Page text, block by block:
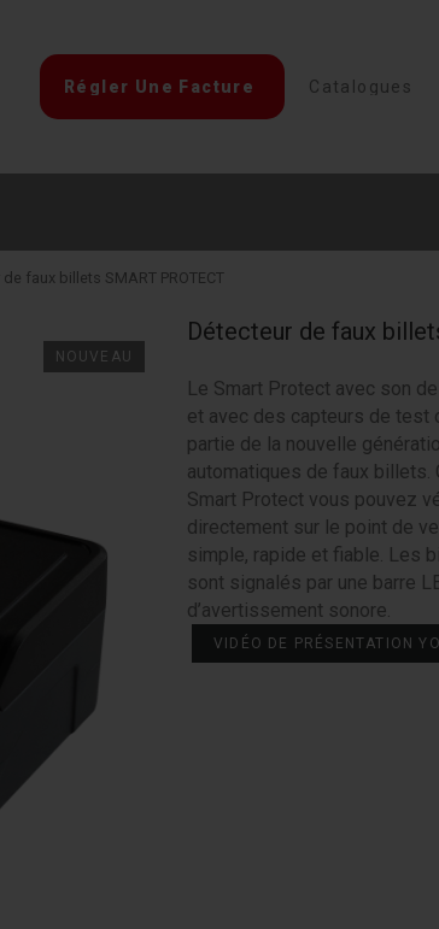
Régler Une Facture Catalogues
faux billets SMART PROTECT
NOUVEAU
Détecteur de faux
Le Smart Protect avec son
et avec des capteurs de
partie de la nouvelle
automatiques de faux billets.
Smart Protect vous pouvez
directement sur le point de
simple, rapide et fiable. Les
sont signalés par une barre
d’avertissement sonore.
VIDÉO DE PRÉSENTATION